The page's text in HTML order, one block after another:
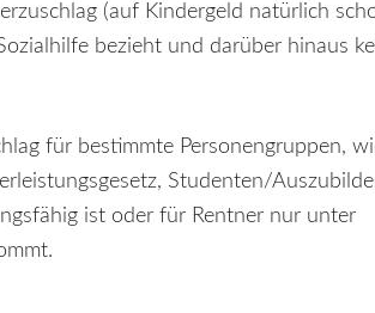
(auf Kindergeld natürlich
bezieht und darüber hinaus
für bestimmte Personengruppen,
Studenten/
ist oder für Rentner nur unter